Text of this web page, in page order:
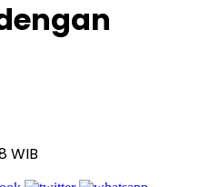
WIB